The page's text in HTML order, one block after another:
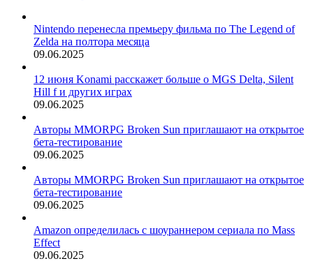
Nintendo перенесла премьеру фильма по The Legend of
Zelda на полтора месяца
09.06.2025
12 июня Konami расскажет больше о MGS Delta, Silent
Hill f и других играх
09.06.2025
Авторы MMORPG Broken Sun приглашают на открытое
бета-тестирование
09.06.2025
Авторы MMORPG Broken Sun приглашают на открытое
бета-тестирование
09.06.2025
Amazon определилась с шоураннером сериала по Mass
Effect
09.06.2025